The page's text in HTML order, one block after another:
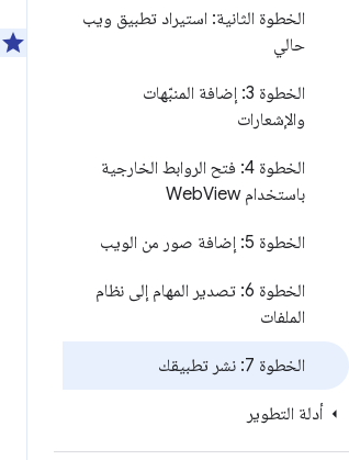
الخطوة الثانية: استيراد تطبيق ويب
حالي
الخطوة 3: إضافة المنبّهات
والإشعارات
الخطوة 4: فتح الروابط الخارجية
باستخدام WebView
الخطوة 5: إضافة صور من الويب
الخطوة 6: تصدير المهام إلى نظام
الملفات
الخطوة 7: نشر تطبيقك
أدلة التطوير